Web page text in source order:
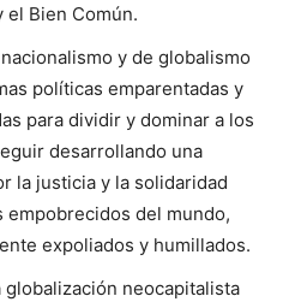
el Bien Común.
y de globalismo
políticas emparentadas y
para dividir y dominar a los
desarrollando una
la justicia y la solidaridad
empobrecidos del mundo,
expoliados y humillados.
neocapitalista